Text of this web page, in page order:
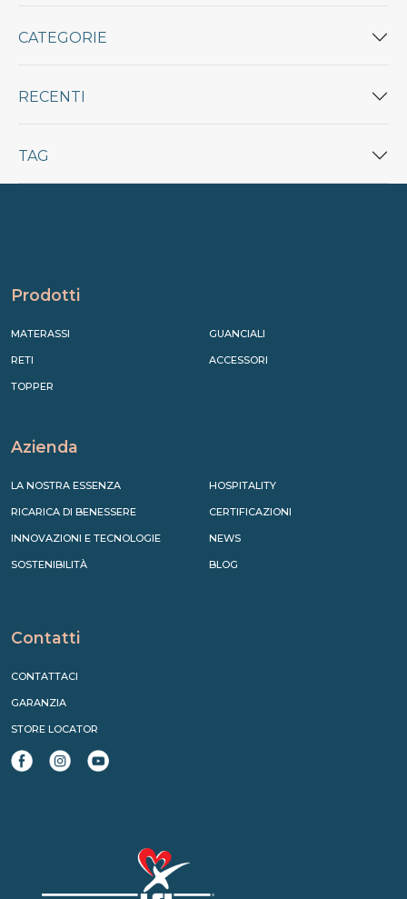
CATEGORIE
RECENTI
TAG
Prodotti
MATERASSI
RETI
TOPPER
GUANCIALI
ACCESSORI
Azienda
LA NOSTRA ESSENZA
RICARICA DI BENESSERE
INNOVAZIONI E TECNOLOGIE
SOSTENIBILITÀ
HOSPITALITY
CERTIFICAZIONI
NEWS
BLOG
Contatti
CONTATTACI
GARANZIA
STORE LOCATOR